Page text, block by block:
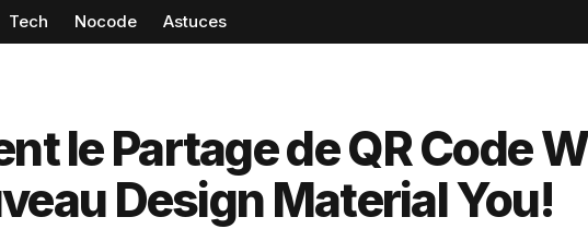
Tech Nocode Astuces
le Partage de QR Code
Design Material You!